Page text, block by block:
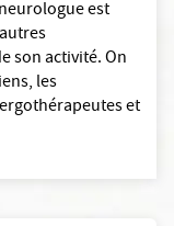
est
son activité. On
les
et